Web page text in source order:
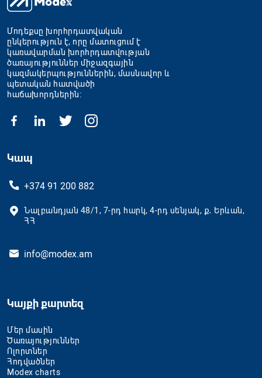
Մոդեքսը խորհրդատվական
ընկերություն է, որը մատուցում է
կառավարման խորհրդատվության
ծառայություններ միջազգային
կազմակերպություններին, մասնավոր և
պետական հատվածի
հաճախորդներին։
Կապ
+374 91 200 882
Նալբանդյան 48/1, 7-րդ հարկ, 4-րդ սենյակ, ք․ Երևան,
ՀՀ
info@modex.am
Կայքի քարտեզ
Մեր մասին
Ծառայություններ
Ոլորտներ
Հոդվածներ
Modex charts